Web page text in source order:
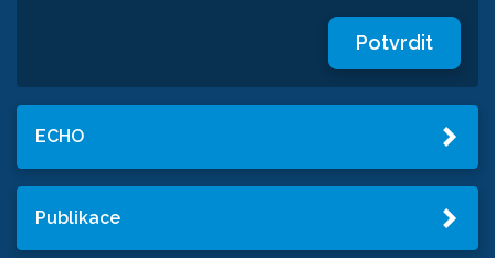
Potvrdit
ECHO
Publikace